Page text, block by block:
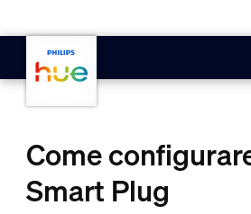
Come
Smart Plug